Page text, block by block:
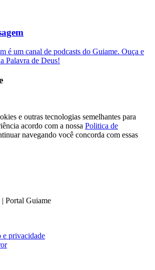
é um canal de podcasts do Guiame. Ouça e
Palavra de Deus!
e outras tecnologias semelhantes para
acordo com a nossa Politica de
navegando você concorda com essas
Portal Guiame
e privacidade